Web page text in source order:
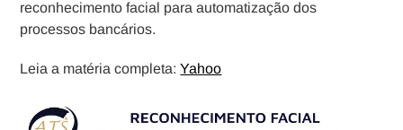
reconhecimento facial para automatização dos
processos bancários.
Leia a matéria completa:Yahoo